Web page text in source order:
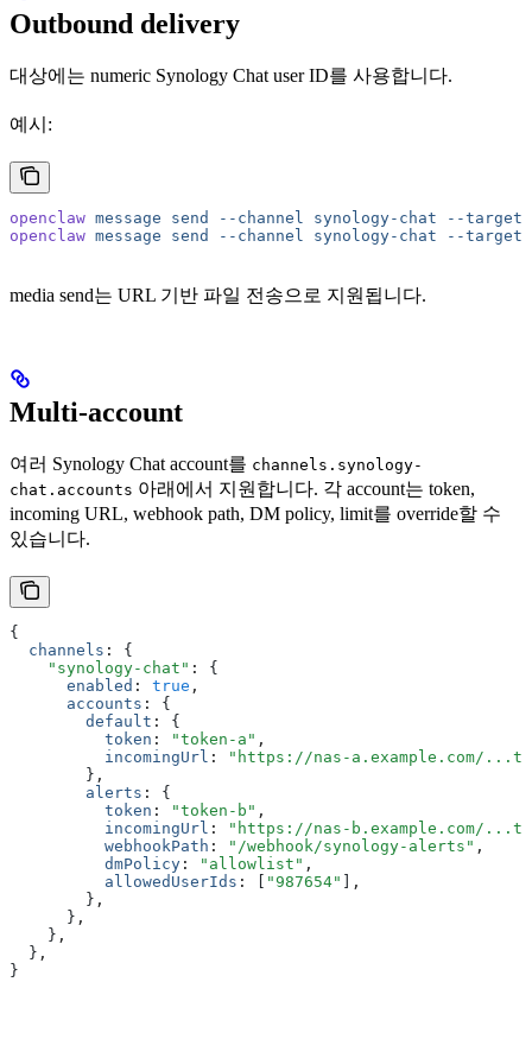
Outbound delivery
대상에는 numeric Synology Chat user ID를 사용합니다.
예시:
openclaw message send --channel synology-chat --target
openclaw message send --channel synology-chat --target
media send는 URL 기반 파일 전송으로 지원됩니다.
Multi-account
여러 Synology Chat account를 channels.synology-
chat.accounts 아래에서 지원합니다. 각 account는 token,
incoming URL, webhook path, DM policy, limit를 override할 수
있습니다.
{
  channels
:
{
    "synology-chat"
:
{
      enabled
: true ,
      accounts
:
{
        default
:
{
          token
: "token-a" ,
          incomingUrl
:
"https://nas-a.example.com/
        }
,
        alerts
:
{
          token
: "token-b" ,
          incomingUrl
:
"https://nas-b.example.com/
          webhookPath
: "/webhook/synology-alerts" ,
          dmPolicy
: "allowlist" ,
          allowedUserIds
: "987654"
,
        }
,
      }
,
    }
,
  }
,
}